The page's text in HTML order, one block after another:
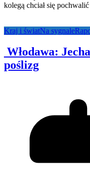
kolegą chciał się
Kraj i światNa sygnale
Włodawa:
poślizg